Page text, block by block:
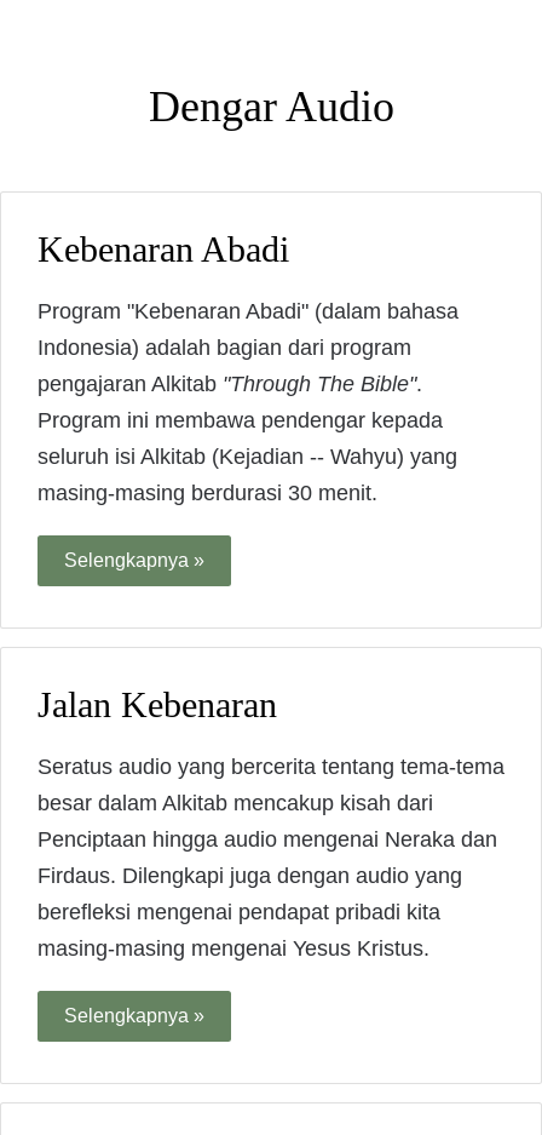
Dengar Audio
Kebenaran Abadi
Program "Kebenaran Abadi" (dalam bahasa
Indonesia) adalah bagian dari program
pengajaran Alkitab "Through The Bible".
Program ini membawa pendengar kepada
seluruh isi Alkitab (Kejadian -- Wahyu) yang
masing-masing berdurasi 30 menit.
Selengkapnya »
Jalan Kebenaran
Seratus audio yang bercerita tentang tema-tema
besar dalam Alkitab mencakup kisah dari
Penciptaan hingga audio mengenai Neraka dan
Firdaus. Dilengkapi juga dengan audio yang
berefleksi mengenai pendapat pribadi kita
masing-masing mengenai Yesus Kristus.
Selengkapnya »